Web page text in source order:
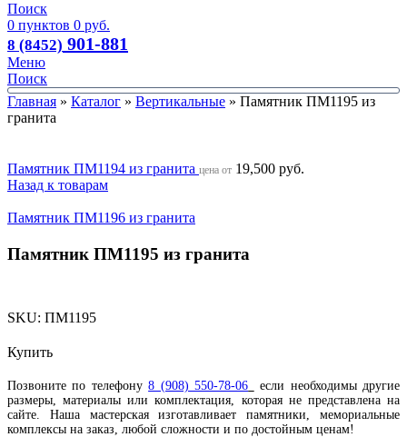
Поиск
0 пунктов 0 руб.
8 (8452) 901-881
Меню
Поиск
Главная » Каталог » Вертикальные » Памятник ПМ1195 из
гранита
Памятник ПМ1194 из гранита цена от 19,500 руб.
Назад к товарам
Памятник ПМ1196 из гранита
Памятник ПМ1195 из гранита
SKU: ПМ1195
Купить
Позвоните по телефону8 (908) 550-78-06
если необходимы другие
размеры, материалы или комплектация, которая не представлена на
сайте. Наша мастерская изготавливает памятники, мемориальные
комплексы на заказ, любой сложности и по достойным ценам!